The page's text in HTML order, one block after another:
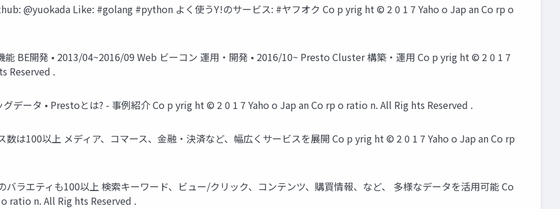
@yuokada Like: #golang #python よく使うY!のサービス: #ヤフオク Co p yrig ht © 2 0 1 7 Yaho o Jap an Co rp o
能 BE開発 • 2013/04~2016/09 Web ビーコン 運用・開発 • 2016/10~ Presto Cluster 構築・運用 Co p yrig ht © 2 0 1 7
Reserved .
データ • Prestoとは? - 事例紹介 Co p yrig ht © 2 0 1 7 Yaho o Jap an Co rp o ratio n. All Rig hts Reserved .
は100以上 メディア、コマース、金融・決済など、幅広くサービスを展開 Co p yrig ht © 2 0 1 7 Yaho o Jap an Co rp
ラエティも100以上 検索キーワード、ビュー/クリック、コンテンツ、購買情報、など、 多様なデータを活用可能 Co
ratio n. All Rig hts Reserved .